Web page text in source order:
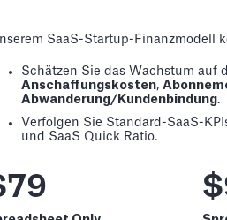
SaaS-Startup-Finanzmodell
Schätzen Sie das Wachstum auf
Anschaffungskosten,
Abwanderung/Kundenbindung.
Verfolgen Sie Standard-SaaS-
und SaaS Quick Ratio.